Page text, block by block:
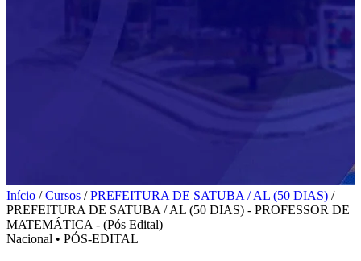
Início / Cursos / PREFEITURA DE SATUBA / AL (50 DIAS) /
PREFEITURA DE SATUBA / AL (50 DIAS) - PROFESSOR DE
MATEMÁTICA - (Pós Edital)
Nacional • PÓS-EDITAL